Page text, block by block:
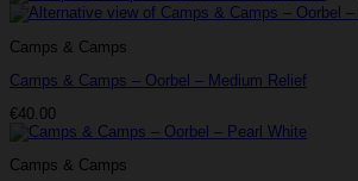
Camps & Camps
Camps & Camps – Oorbel – Medium Relief
€40.00
Camps & Camps